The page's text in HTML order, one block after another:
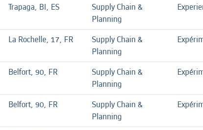
Trapaga, BI, ES
Supply Chain &
Planning
La Rochelle, 17, FR
Supply Chain &
Planning
Belfort, 90, FR
Supply Chain &
Planning
Belfort, 90, FR
Supply Chain &
Planning